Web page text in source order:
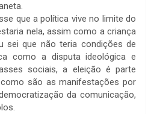
que a política vive no limite do
nela, assim como a criança
sei que não teria condições de
como a disputa ideológica e
sociais, a eleição é parte
são as manifestações por
da comunicação,